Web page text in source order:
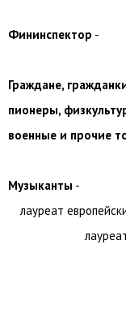
Фининспектор -
Граждане,
пионеры,
военные и прочие
Музыканты -
лауреат